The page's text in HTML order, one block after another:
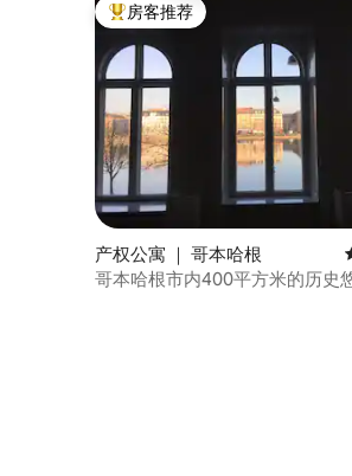
热门「房客推荐」
房客推荐
产权公寓 ｜ 哥本哈根
哥本哈根市内400平方米的历史